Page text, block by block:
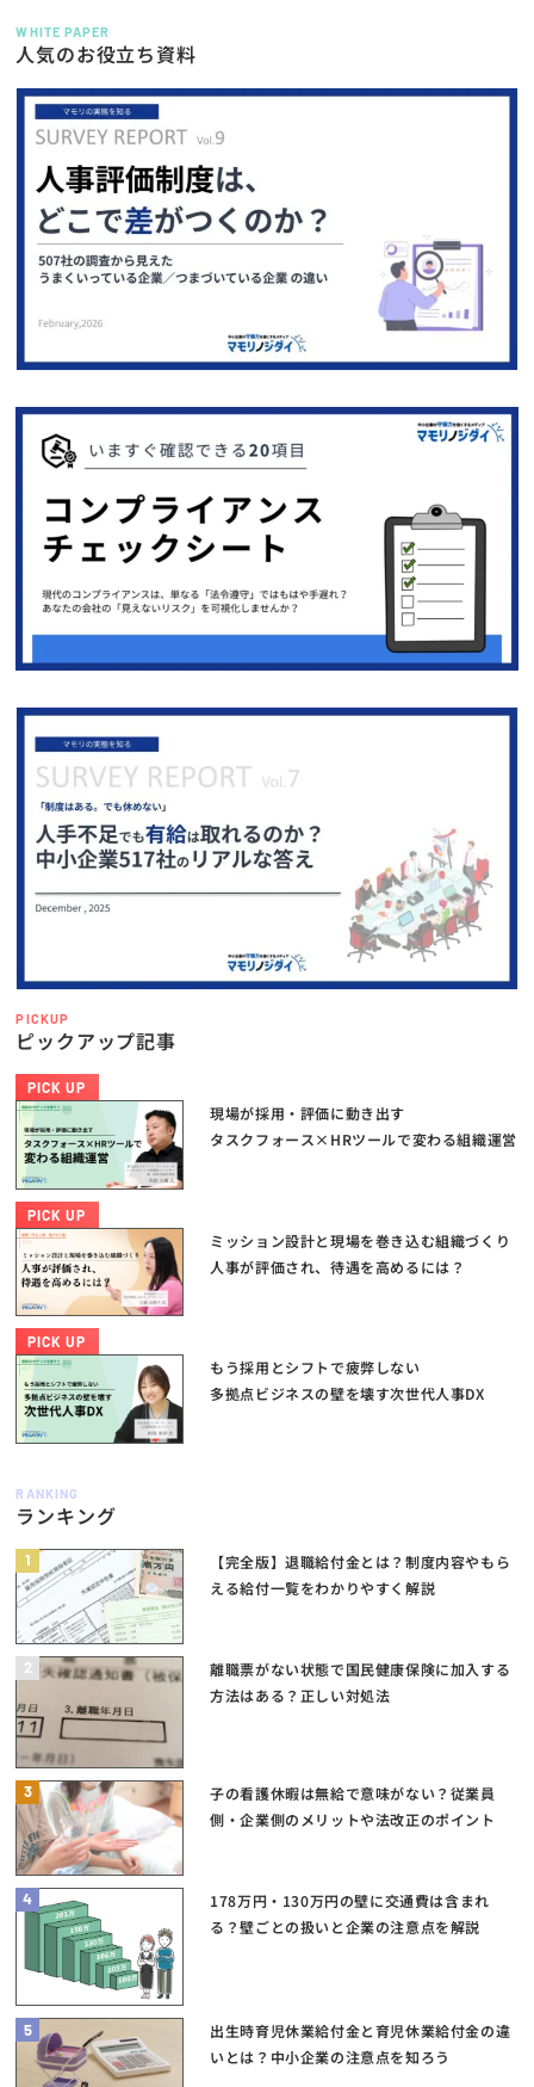
WHITE PAPER
人気のお役立ち資料
PICKUP
ピックアップ記事
PICK UP
現場が採用・評価に動き出す
タスクフォース×HRツールで変わる組織運営
PICK UP
ミッション設計と現場を巻き込む組織づくり
人事が評価され、待遇を高めるには？
PICK UP
もう採用とシフトで疲弊しない
多拠点ビジネスの壁を壊す次世代人事DX
RANKING
ランキング
1
【完全版】退職給付金とは？制度内容やもら
える給付一覧をわかりやすく解説
2
離職票がない状態で国民健康保険に加入する
方法はある？正しい対処法
3
子の看護休暇は無給で意味がない？従業員
側・企業側のメリットや法改正のポイント
4
178万円・130万円の壁に交通費は含まれ
る？壁ごとの扱いと企業の注意点を解説
5
出生時育児休業給付金と育児休業給付金の違
いとは？中小企業の注意点を知ろう